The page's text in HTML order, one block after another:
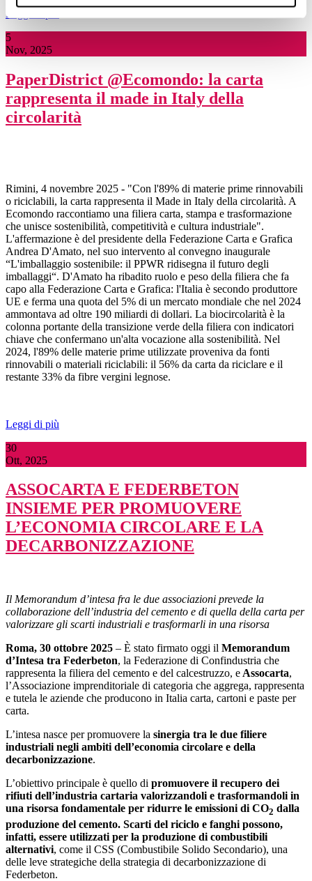
Leggi di più
5
Nov, 2025
PaperDistrict @Ecomondo: la carta
rappresenta il made in Italy della
circolarità
Rimini, 4 novembre 2025 - "Con l'89% di materie prime rinnovabili
o riciclabili, la carta rappresenta il Made in Italy della circolarità. A
Ecomondo raccontiamo una filiera carta, stampa e trasformazione
che unisce sostenibilità, competitività e cultura industriale".
L'affermazione è del presidente della Federazione Carta e Grafica
Andrea D'Amato, nel suo intervento al convegno inaugurale
“L'imballaggio sostenibile: il PPWR ridisegna il futuro degli
imballaggi“. D'Amato ha ribadito ruolo e peso della filiera che fa
capo alla Federazione Carta e Grafica: l'Italia è secondo produttore
UE e ferma una quota del 5% di un mercato mondiale che nel 2024
ammontava ad oltre 190 miliardi di dollari. La biocircolarità è la
colonna portante della transizione verde della filiera con indicatori
chiave che confermano un'alta vocazione alla sostenibilità. Nel
2024, l'89% delle materie prime utilizzate proveniva da fonti
rinnovabili o materiali riciclabili: il 56% da carta da riciclare e il
restante 33% da fibre vergini legnose.
Leggi di più
30
Ott, 2025
ASSOCARTA E FEDERBETON
INSIEME PER PROMUOVERE
L’ECONOMIA CIRCOLARE E LA
DECARBONIZZAZIONE
Il Memorandum d’intesa fra le due associazioni prevede la
collaborazione dell’industria del cemento e di quella della carta per
valorizzare gli scarti industriali e trasformarli in una risorsa
Roma, 30 ottobre 2025 – È stato firmato oggi il Memorandum
d’Intesa tra Federbeton, la Federazione di Confindustria che
rappresenta la filiera del cemento e del calcestruzzo, e Assocarta,
l’Associazione imprenditoriale di categoria che aggrega, rappresenta
e tutela le aziende che producono in Italia carta, cartoni e paste per
carta.
L’intesa nasce per promuovere la sinergia tra le due filiere
industriali negli ambiti dell’economia circolare e della
decarbonizzazione.
L’obiettivo principale è quello di promuovere il recupero dei
rifiuti dell’industria cartaria valorizzandoli e trasformandoli in
una risorsa fondamentale per ridurre le emissioni di CO2 dalla
produzione del cemento. Scarti del riciclo e fanghi possono,
infatti, essere utilizzati per la produzione di combustibili
alternativi, come il CSS (Combustibile Solido Secondario), una
delle leve strategiche della strategia di decarbonizzazione di
Federbeton.